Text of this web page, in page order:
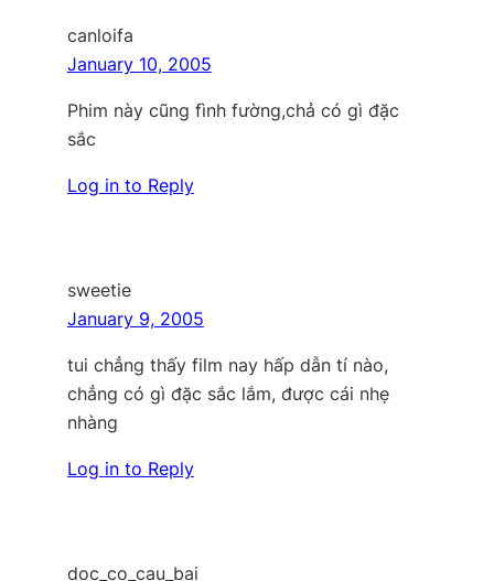
canloifa
January 10, 2005
Phim này cũng fình fường,chả có gì đặc
sắc
Log in to Reply
sweetie
January 9, 2005
tui chẳng thấy film nay hấp dẫn tí nào,
chẳng có gì đặc sắc lắm, được cái nhẹ
nhàng
Log in to Reply
doc_co_cau_bai